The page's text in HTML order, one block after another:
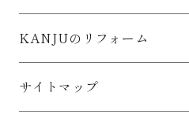
KANJUのリフォーム
サイトマップ